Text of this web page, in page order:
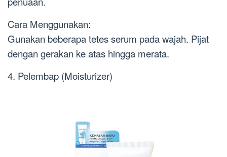
Cara Menggunakan:
Gunakan beberapa tetes serum pada wajah. Pijat
dengan gerakan ke atas hingga merata.
4. Pelembap (Moisturizer)